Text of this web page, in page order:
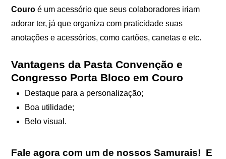
Couroé um acessório que seus colaboradores iriam
adorar ter, já que organiza com praticidade suas
anotações e acessórios, como cartões, canetas e etc.
Vantagens da Pasta Convenção e
Congresso Porta Bloco em Couro
Destaque para a personalização;
Boa utilidade;
Belo visual.
Fale agora com um de nossos Samurais! E